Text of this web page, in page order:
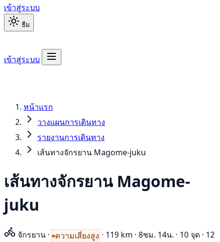
เข้าสู่ระบบ
ธีม
เข้าสู่ระบบ
หน้าแรก
วางแผนการเดินทาง
รายงานการเดินทาง
เส้นทางจักรยาน Magome-juku
เส้นทางจักรยาน Magome-
juku
จักรยาน · ความเสี่ยงสูง · 119 km · 8ชม. 14น. · 10 จุด · 12